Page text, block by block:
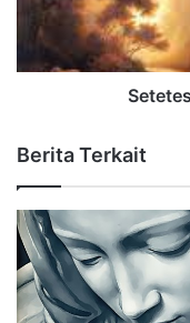
Berita Terkait